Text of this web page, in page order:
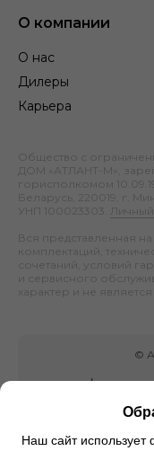
О компании
О нас
Дилеры
Карьера
Общество с
ДОМ «АТЛАНТ-М»,
горисполкомом
Беларусь, 220019, г.
УНП 100023303.
Вся представленная
комплектаций,
сочетаний, условий
и сервисного
характер и не
©
Наш сайт